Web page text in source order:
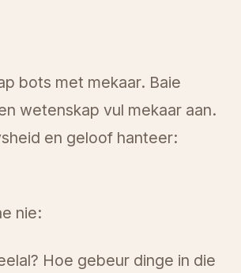
bots met mekaar. Baie
wetenskap vul mekaar aan.
en geloof hanteer:
nie:
Hoe gebeur dinge in die